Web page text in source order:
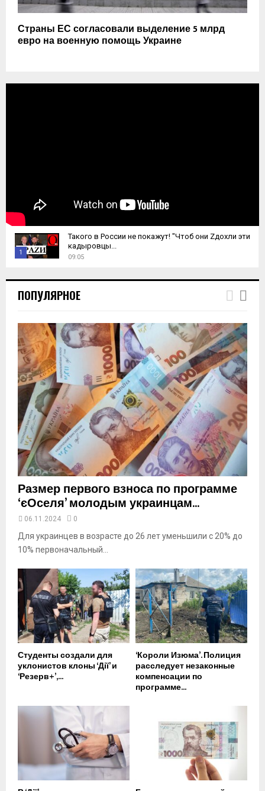
Страны ЕС согласовали выделение 5 млрд
евро на военную помощь Украине
1
h
u
a
y
u
e
Такого в России не покажут! "Чтоб они Zдохли эти
кадыровцы...
09:05
ПОПУЛЯРНОЕ
Размер первого взноса по программе
‘єОселя’ молодым украинцам...
06.11.2024 0
Для украинцев в возрасте до 26 лет уменьшили с 20% до
10% первоначальный...
Студенты создали для
уклонистов клоны ‘Дії’ и
‘Резерв+’,...
‘Короли Изюма’. Полиция
расследует незаконные
компенсации по
программе...